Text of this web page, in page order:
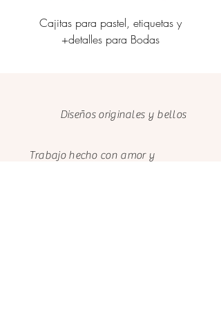
Cajitas para pastel, etiquetas y
+detalles para Bodas
Diseños originales y bellos
Trabajo hecho con amor y